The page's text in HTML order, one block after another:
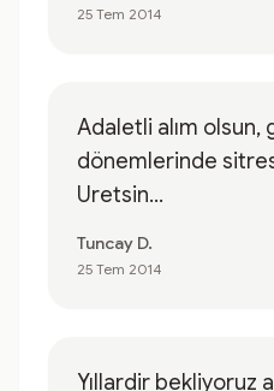
25 Tem 2014
Adaletli alım
dönemlerinde
Uretsin...
Tuncay D.
25 Tem 2014
Yıllardir bekliyoruz